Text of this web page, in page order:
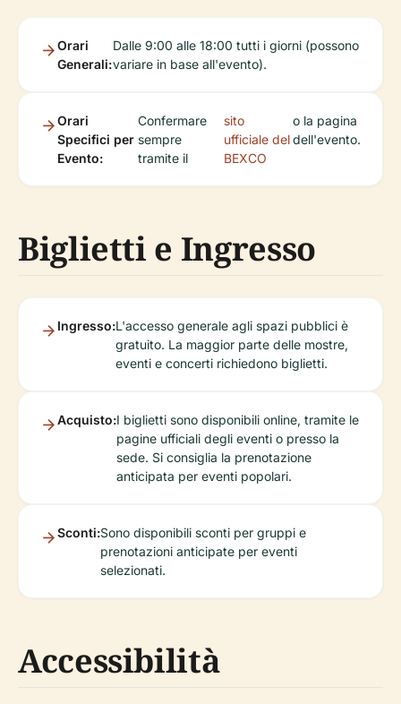
Orari
Generali:
Dalle 9:00 alle 18:00 tutti i giorni (possono
variare in base all'evento).
Orari
Specifici per
Evento:
Confermare
sempre
tramite il
sito
ufficiale del
BEXCO
o la pagina
dell'evento.
Biglietti e Ingresso
Ingresso:L'accesso generale agli spazi pubblici è
gratuito. La maggior parte delle mostre,
eventi e concerti richiedono biglietti.
Acquisto:I biglietti sono disponibili online, tramite le
pagine ufficiali degli eventi o presso la
sede. Si consiglia la prenotazione
anticipata per eventi popolari.
Sconti:Sono disponibili sconti per gruppi e
prenotazioni anticipate per eventi
selezionati.
Accessibilità